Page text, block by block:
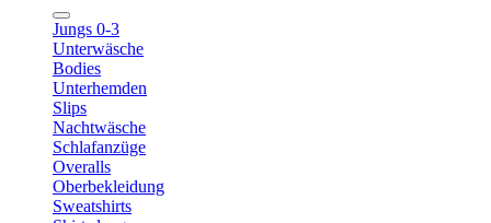
Jungs 0-3
Unterwäsche
Bodies
Unterhemden
Slips
Nachtwäsche
Schlafanzüge
Overalls
Oberbekleidung
Sweatshirts